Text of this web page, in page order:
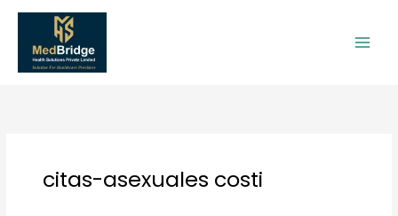
Skip
content
citas-asexuales costi